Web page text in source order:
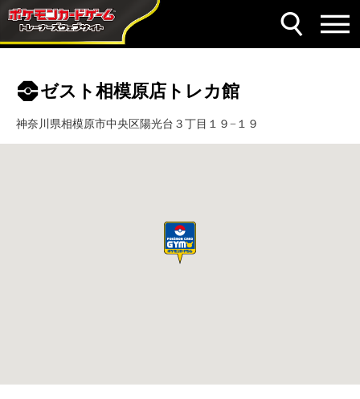
ゼスト相模原店トレカ館
神奈川県相模原市中央区陽光台３丁目１９−１９